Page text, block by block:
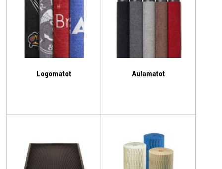
Logomatot Aulamatot